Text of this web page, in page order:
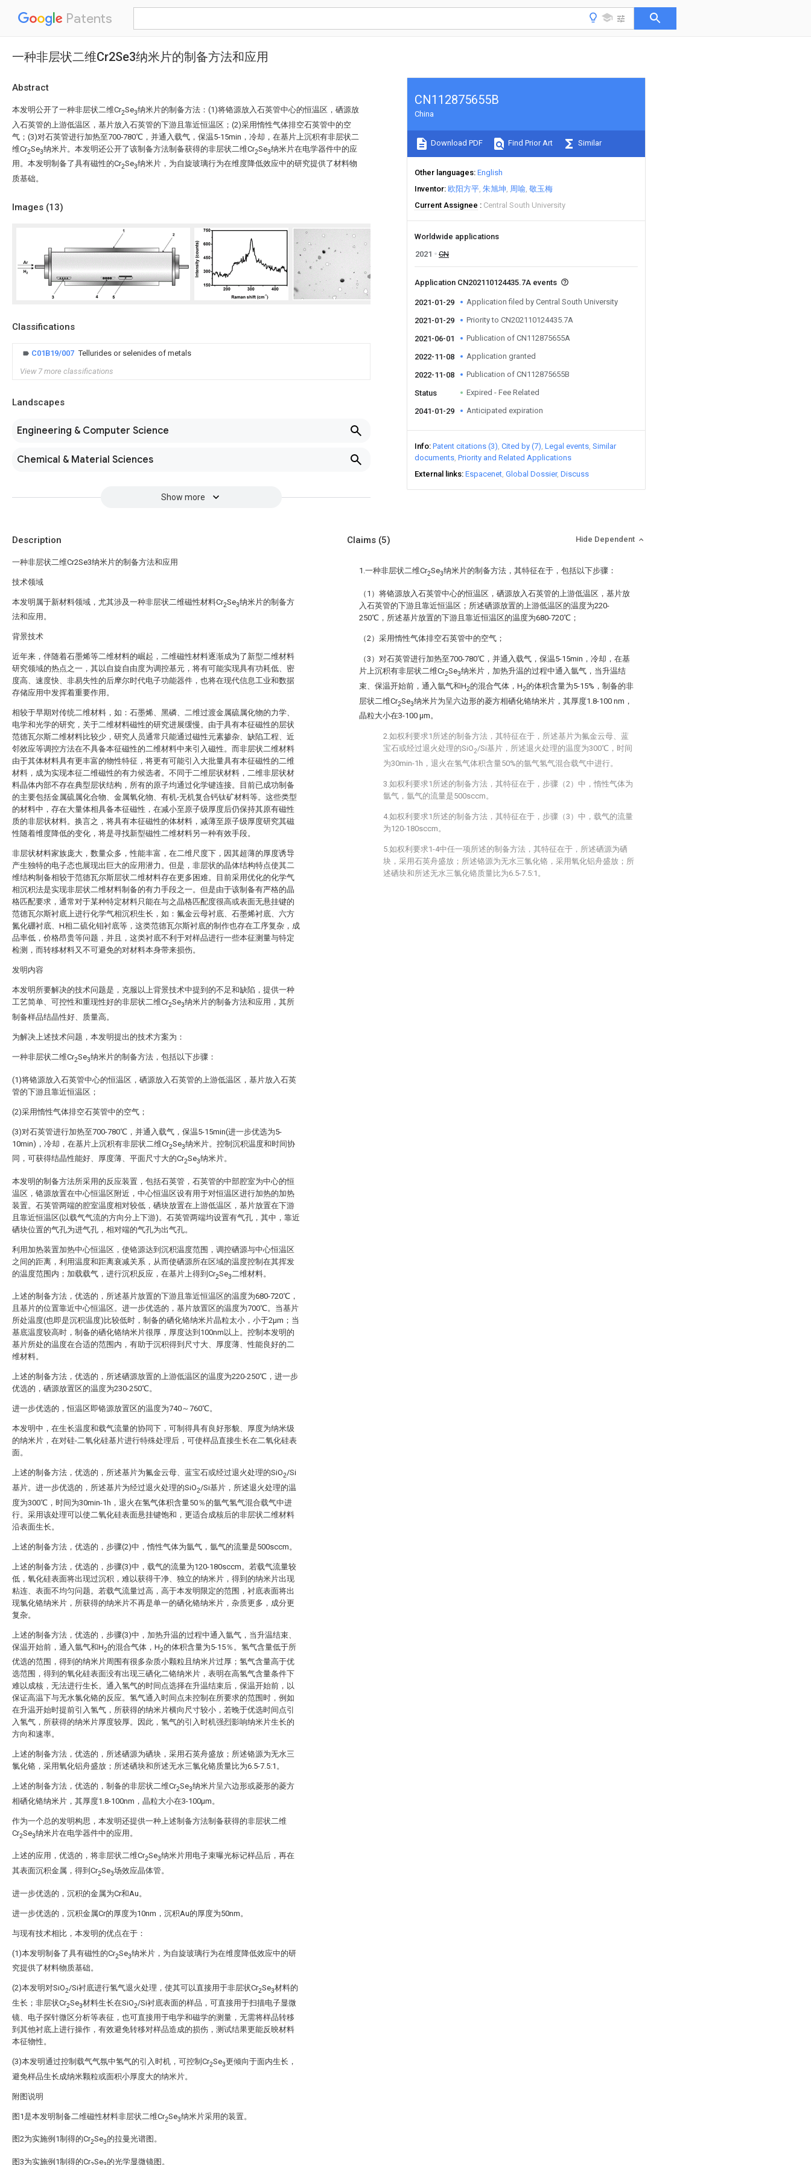
Patents
一种非层状二维Cr2Se3纳米片的制备方法和应用
Abstract
本发明公开了一种非层状二维Cr2Se3纳米片的制备方法：(1)将铬源放入石英管中心的恒温区，硒源放
入石英管的上游低温区，基片放入石英管的下游且靠近恒温区；(2)采用惰性气体排空石英管中的空
气；(3)对石英管进行加热至700‑780℃，并通入载气，保温5‑15min，冷却，在基片上沉积有非层状二
维Cr2Se3纳米片。本发明还公开了该制备方法制备获得的非层状二维Cr2Se3纳米片在电学器件中的应
用。本发明制备了具有磁性的Cr2Se3纳米片，为自旋玻璃行为在维度降低效应中的研究提供了材料物
质基础。
Images (13)
Classifications
C01B19/007 Tellurides or selenides of metals
View 7 more classifications
Landscapes
Engineering & Computer Science
Chemical & Material Sciences
Show more
CN112875655B
China
Download PDF Find Prior Art Similar
Other languages English
Inventor 欧阳方平 朱旭坤 周喻 敬玉梅
Current Assignee
Central South University
Worldwide applications
2021
CN
Application CN202110124435.7A events
2021-01-29 Application filed by Central South University
2021-01-29 Priority to CN202110124435.7A
2021-06-01 Publication of CN112875655A
2022-11-08 Application granted
2022-11-08 Publication of CN112875655B
Status Expired - Fee Related
2041-01-29 Anticipated expiration
Info Patent citations (3) Cited by (7) Legal events Similar
documents Priority and Related Applications
External links Espacenet Global Dossier Discuss
Description
一种非层状二维Cr2Se3纳米片的制备方法和应用
技术领域
本发明属于新材料领域，尤其涉及一种非层状二维磁性材料Cr2Se3纳米片的制备方
法和应用。
背景技术
近年来，伴随着石墨烯等二维材料的崛起，二维磁性材料逐渐成为了新型二维材料
研究领域的热点之一，其以自旋自由度为调控基元，将有可能实现具有功耗低、密
度高、速度快、非易失性的后摩尔时代电子功能器件，也将在现代信息工业和数据
存储应用中发挥着重要作用。
相较于早期对传统二维材料，如：石墨烯、黑磷、二维过渡金属硫属化物的力学、
电学和光学的研究，关于二维材料磁性的研究进展缓慢。由于具有本征磁性的层状
范德瓦尔斯二维材料比较少，研究人员通常只能通过磁性元素掺杂、缺陷工程、近
邻效应等调控方法在不具备本征磁性的二维材料中来引入磁性。而非层状二维材料
由于其体材料具有更丰富的物性特征，将更有可能引入大批量具有本征磁性的二维
材料，成为实现本征二维磁性的有力候选者。不同于二维层状材料，二维非层状材
料晶体内部不存在典型层状结构，所有的原子均通过化学键连接。目前已成功制备
的主要包括金属硫属化合物、金属氧化物、有机-无机复合钙钛矿材料等。这些类型
的材料中，存在大量体相具备本征磁性，在减小至原子级厚度后仍保持其原有磁性
质的非层状材料。换言之，将具有本征磁性的体材料，减薄至原子级厚度研究其磁
性随着维度降低的变化，将是寻找新型磁性二维材料另一种有效手段。
非层状材料家族庞大，数量众多，性能丰富，在二维尺度下，因其超薄的厚度诱导
产生独特的电子态也展现出巨大的应用潜力。但是，非层状的晶体结构特点使其二
维结构制备相较于范德瓦尔斯层状二维材料存在更多困难。目前采用优化的化学气
相沉积法是实现非层状二维材料制备的有力手段之一。但是由于该制备有严格的晶
格匹配要求，通常对于某种特定材料只能在与之晶格匹配度很高或表面无悬挂键的
范德瓦尔斯衬底上进行化学气相沉积生长，如：氟金云母衬底、石墨烯衬底、六方
氮化硼衬底、H相二硫化钼衬底等，这类范德瓦尔斯衬底的制作也存在工序复杂，成
品率低，价格昂贵等问题，并且，这类衬底不利于对样品进行一些本征测量与特定
检测，而转移材料又不可避免的对材料本身带来损伤。
发明内容
本发明所要解决的技术问题是，克服以上背景技术中提到的不足和缺陷，提供一种
工艺简单、可控性和重现性好的非层状二维Cr2Se3纳米片的制备方法和应用，其所
制备样品结晶性好、质量高。
为解决上述技术问题，本发明提出的技术方案为：
一种非层状二维Cr2Se3纳米片的制备方法，包括以下步骤：
(1)将铬源放入石英管中心的恒温区，硒源放入石英管的上游低温区，基片放入石英
管的下游且靠近恒温区；
(2)采用惰性气体排空石英管中的空气；
(3)对石英管进行加热至700-780℃，并通入载气，保温5-15min(进一步优选为5-
10min)，冷却，在基片上沉积有非层状二维Cr2Se3纳米片。控制沉积温度和时间协
同，可获得结晶性能好、厚度薄、平面尺寸大的Cr2Se3纳米片。
本发明的制备方法所采用的反应装置，包括石英管，石英管的中部腔室为中心的恒
温区，铬源放置在中心恒温区附近，中心恒温区设有用于对恒温区进行加热的加热
装置。石英管两端的腔室温度相对较低，硒块放置在上游低温区，基片放置在下游
且靠近恒温区(以载气气流的方向分上下游)。石英管两端均设置有气孔，其中，靠近
硒块位置的气孔为进气孔，相对端的气孔为出气孔。
利用加热装置加热中心恒温区，使铬源达到沉积温度范围，调控硒源与中心恒温区
之间的距离，利用温度和距离衰减关系，从而使硒源所在区域的温度控制在其挥发
的温度范围内；加载载气，进行沉积反应，在基片上得到Cr2Se3 二维材料。
上述的制备方法，优选的，所述基片放置的下游且靠近恒温区的温度为680-720℃，
且基片的位置靠近中心恒温区。进一步优选的，基片放置区的温度为700℃。当基片
所处温度(也即是沉积温度)比较低时，制备的硒化铬纳米片晶粒太小，小于2μm；当
基底温度较高时，制备的硒化铬纳米片很厚，厚度达到100nm以上。控制本发明的
基片所处的温度在合适的范围内，有助于沉积得到尺寸大、厚度薄、性能良好的二
维材料。
上述的制备方法，优选的，所述硒源放置的上游低温区的温度为220-250℃，进一步
优选的，硒源放置区的温度为230-250℃。
进一步优选的，恒温区即铬源放置区的温度为740～760℃。
本发明中，在生长温度和载气流量的协同下，可制得具有良好形貌、厚度为纳米级
的纳米片，在对硅-二氧化硅基片进行特殊处理后，可使样品直接生长在二氧化硅表
面。
上述的制备方法，优选的，所述基片为氟金云母、蓝宝石或经过退火处理的SiO2/Si
基片。进一步优选的，所述基片为经过退火处理的SiO2/Si基片，所述退火处理的温
度为300℃，时间为30min-1h，退火在氢气体积含量50％的氩气氢气混合载气中进
行。采用该处理可以使二氧化硅表面悬挂键饱和，更适合成核后的非层状二维材料
沿表面生长。
上述的制备方法，优选的，步骤(2)中，惰性气体为氩气，氩气的流量是500sccm。
上述的制备方法，优选的，步骤(3)中，载气的流量为120-180sccm。若载气流量较
低，氧化硅表面将出现过沉积，难以获得干净、独立的纳米片，得到的纳米片出现
粘连、表面不均匀问题。若载气流量过高，高于本发明限定的范围，衬底表面将出
现氯化铬纳米片，所获得的纳米片不再是单一的硒化铬纳米片，杂质更多，成分更
复杂。
上述的制备方法，优选的，步骤(3)中，加热升温的过程中通入氩气，当升温结束、
保温开始前，通入氩气和H2的混合气体，H2的体积含量为5-15％。氢气含量低于所
优选的范围，得到的纳米片周围有很多杂质小颗粒且纳米片过厚；氢气含量高于优
选范围，得到的氧化硅表面没有出现三硒化二铬纳米片，表明在高氢气含量条件下
难以成核，无法进行生长。通入氢气的时间点选择在升温结束后，保温开始前，以
保证高温下与无水氯化铬的反应。氢气通入时间点未控制在所要求的范围时，例如
在升温开始时提前引入氢气，所获得的纳米片横向尺寸较小，若晚于优选时间点引
入氢气，所获得的纳米片厚度较厚。因此，氢气的引入时机强烈影响纳米片生长的
方向和速率。
上述的制备方法，优选的，所述硒源为硒块，采用石英舟盛放；所述铬源为无水三
氯化铬，采用氧化铝舟盛放；所述硒块和所述无水三氯化铬质量比为6.5-7.5:1。
上述的制备方法，优选的，制备的非层状二维Cr2Se3纳米片呈六边形或菱形的菱方
相硒化铬纳米片，其厚度1.8-100nm，晶粒大小在3-100μm。
作为一个总的发明构思，本发明还提供一种上述制备方法制备获得的非层状二维
Cr2Se3纳米片在电学器件中的应用。
上述的应用，优选的，将非层状二维Cr2Se3纳米片用电子束曝光标记样品后，再在
其表面沉积金属，得到Cr2Se3场效应晶体管。
进一步优选的，沉积的金属为Cr和Au。
进一步优选的，沉积金属Cr的厚度为10nm，沉积Au的厚度为50nm。
与现有技术相比，本发明的优点在于：
(1)本发明制备了具有磁性的Cr2Se3纳米片，为自旋玻璃行为在维度降低效应中的研
究提供了材料物质基础。
(2)本发明对SiO2/Si衬底进行氢气退火处理，使其可以直接用于非层状Cr2Se3材料的
生长；非层状Cr2Se3材料生长在SiO2/Si衬底表面的样品，可直接用于扫描电子显微
镜、电子探针微区分析等表征，也可直接用于电学和磁学的测量，无需将样品转移
到其他衬底上进行操作，有效避免转移对样品造成的损伤，测试结果更能反映材料
本征物性。
(3)本发明通过控制载气气氛中氢气的引入时机，可控制Cr2Se3更倾向于面内生长，
避免样品生长成纳米颗粒或面积小厚度大的纳米片。
附图说明
图1是本发明制备二维磁性材料非层状二维Cr2Se3纳米片采用的装置。
图2为实施例1制得的Cr2Se3的拉曼光谱图。
图3为实施例1制得的Cr Se 的光学显微镜图。
Claims (5) Hide Dependent
1.一种非层状二维Cr2Se3纳米片的制备方法，其特征在于，包括以下步骤：
（1）将铬源放入石英管中心的恒温区，硒源放入石英管的上游低温区，基片放
入石英管的下游且靠近恒温区；所述硒源放置的上游低温区的温度为220-
250℃，所述基片放置的下游且靠近恒温区的温度为680-720℃；
（2）采用惰性气体排空石英管中的空气；
（3）对石英管进行加热至700-780℃，并通入载气，保温5-15min，冷却，在基
片上沉积有非层状二维Cr2Se3纳米片，加热升温的过程中通入氩气，当升温结
束、保温开始前，通入氩气和H2的混合气体，H2的体积含量为5-15%，制备的非
层状二维Cr2Se3纳米片为呈六边形的菱方相硒化铬纳米片，其厚度1.8-100 nm，
晶粒大小在3-100 μm。
2.如权利要求1所述的制备方法，其特征在于，所述基片为氟金云母、蓝
宝石或经过退火处理的SiO2/Si基片，所述退火处理的温度为300℃，时间
为30min-1h，退火在氢气体积含量50%的氩气氢气混合载气中进行。
3.如权利要求1所述的制备方法，其特征在于，步骤（2）中，惰性气体为
氩气，氩气的流量是500sccm。
4.如权利要求1所述的制备方法，其特征在于，步骤（3）中，载气的流量
为120-180sccm。
5.如权利要求1-4中任一项所述的制备方法，其特征在于，所述硒源为硒
块，采用石英舟盛放；所述铬源为无水三氯化铬，采用氧化铝舟盛放；所
述硒块和所述无水三氯化铬质量比为6.5-7.5:1。